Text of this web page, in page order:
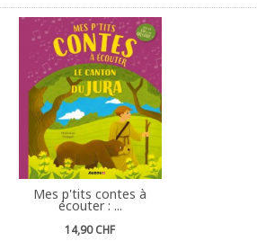
Mes p'tits contes à
écouter : ...
14,90 CHF